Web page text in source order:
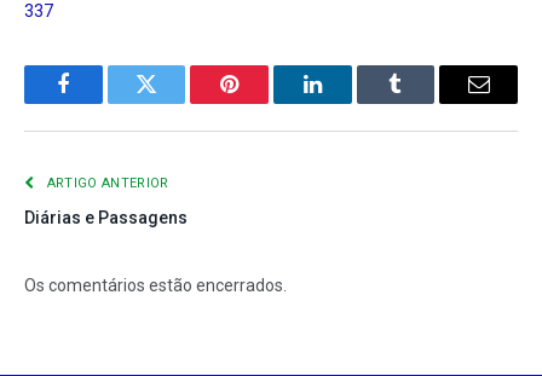
337
FacebookTwitter Pinterest LinkedInTumblr
E-
ARTIGO ANTERIOR
Diárias e Passagens
Os comentários estão encerrados.